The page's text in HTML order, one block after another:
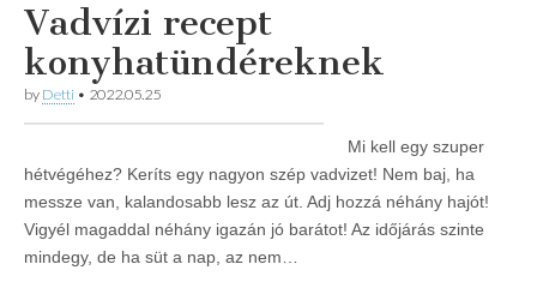
Vadvízi recept
konyhatündéreknek
by Detti • 2022.05.25
Mi kell egy szuper
hétvégéhez? Keríts egy nagyon szép vadvizet! Nem baj, ha
messze van, kalandosabb lesz az út. Adj hozzá néhány hajót!
Vigyél magaddal néhány igazán jó barátot! Az időjárás szinte
mindegy, de ha süt a nap, az nem…